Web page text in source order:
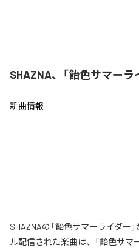
SHAZNA、「飴色サマーラ
新曲情報
SHAZNAの「飴色サマーライダー
ル配信された楽曲は、「飴色サマ